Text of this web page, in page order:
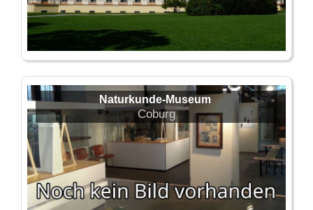
Naturkunde-Museum
Coburg